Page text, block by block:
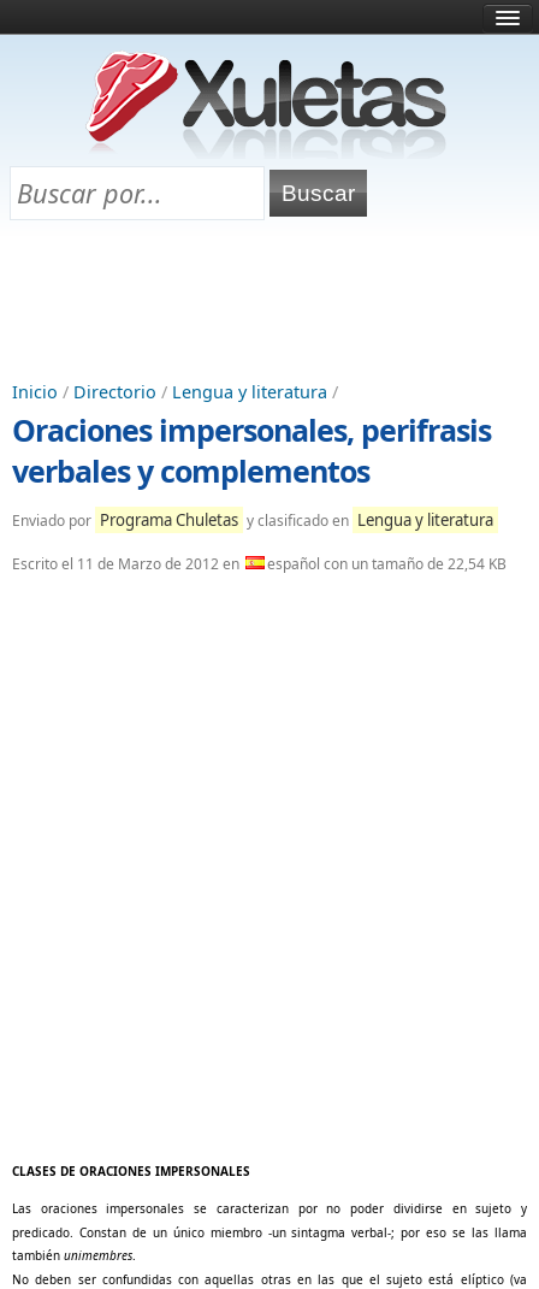
¿Qué es esto?
Directorio
Chuletas para exámenes
Inicio / Directorio / Lengua y literatura /
Oraciones impersonales, perifrasis
verbales y complementos
Enviado por Programa Chuletas y clasificado en Lengua y literatura
Escrito el 11 de Marzo de 2012en español con un tamaño de 22,54 KB
CLASES DE ORACIONES IMPERSONALES
Las oraciones impersonales se caracterizan por no poder dividirse en sujeto y
predicado. Constan de un único miembro -un sintagma verbal-; por eso se las llama
también unimembres.
No deben ser confundidas con aquellas otras en las que el sujeto está elíptico (va